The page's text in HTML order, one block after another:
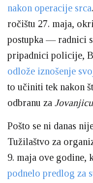
nakon operacije srca
ročištu 27. maja,
postupka — radnici
pripadnici policije,
odlože iznošenje
to učiniti tek nakon
odbranu za
Pošto se ni danas
Tužilaštvo za
9. maja ove godine,
podnelo predlog za